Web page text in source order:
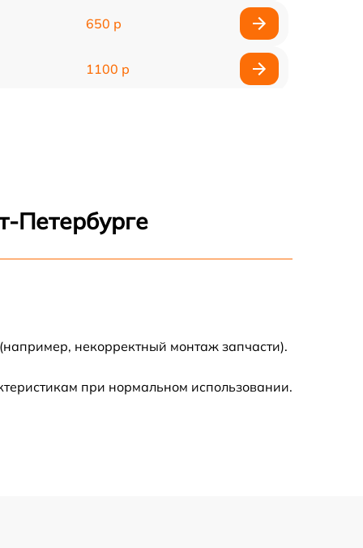
650 р
1100 р
450 р
590 р
Петербурге
некорректный монтаж запчасти).
при нормальном использовании.